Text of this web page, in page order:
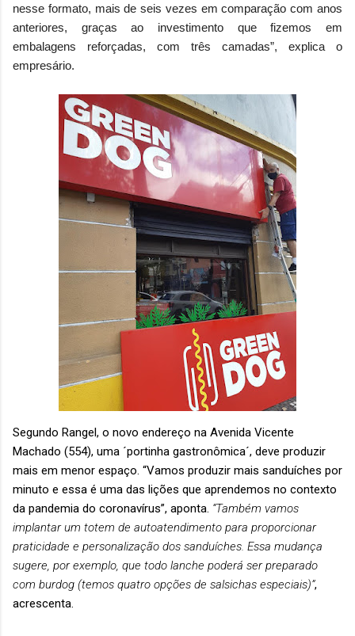
nesse formato, mais de seis vezes em comparação com anos
anteriores, graças ao investimento que fizemos em
embalagens reforçadas, com três camadas”, explica o
empresário.
Segundo Rangel, o novo endereço na Avenida Vicente
Machado (554), uma ´portinha gastronômica´, deve produzir
mais em menor espaço. “Vamos produzir mais sanduíches por
minuto e essa é uma das lições que aprendemos no contexto
da pandemia do coronavírus”, aponta. “Também vamos
implantar um totem de autoatendimento para proporcionar
praticidade e personalização dos sanduíches. Essa mudança
sugere, por exemplo, que todo lanche poderá ser preparado
com burdog (temos quatro opções de salsichas especiais)”,
acrescenta.